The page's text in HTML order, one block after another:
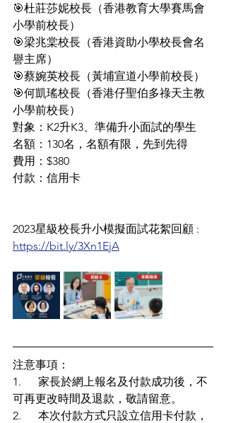
🎯杜莊莎妮校長（香港教育大學賽馬會
小學前校長）
🎯梁兆棠校長（香港資助小學校長會名
譽主席）
🎯蔡婉英校長（黃埔宣道小學前校長）
🎯何凱瑤校長（香港仔聖伯多祿天主教
小學前校長）
對象：K2升K3、準備升小面試的學生
名額：130名，名額有限，先到先得
費用：$380
付款：信用卡
2023星級校長升小模擬面試花絮回顧 :
https://bit.ly/3Xn1EjA
注意事項：
1.      家長於網上報名及付款成功後，不
可再更改時間及退款，敬請留意。
2.      本次付款方式只設立信用卡付款，